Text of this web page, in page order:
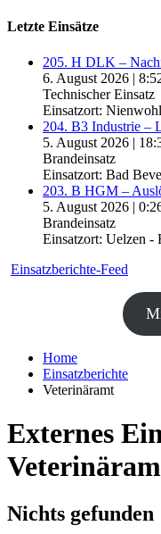
Letzte Einsätze
205. H DLK –
6. August 2026 |
Technischer Einsatz
Einsatzort:
204. B3 Industrie –
5. August 2026 |
Brandeinsatz
Einsatzort: Bad
203. B HGM –
5. August 2026 |
Brandeinsatz
Einsatzort: Uelzen -
Einsatzberichte-Feed
Home
Einsatzberichte
Veterinäramt
Externes
Nichts gefunden